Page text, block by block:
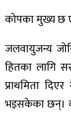
कोपका मुख्य छ
जलवायुजन्य
हितका लागि
प्राथमिता
भइसकेका छन्।